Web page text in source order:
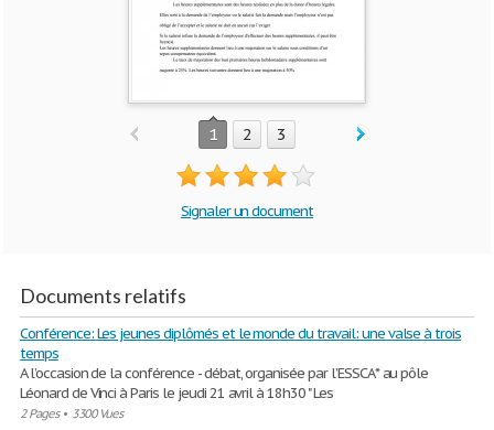
1 2 3
Signaler un document
Documents relatifs
Conférence: Les jeunes diplômés et le monde du travail: une valse à trois
temps
A l’occasion de la conférence - débat, organisée par l’ESSCA* au pôle
Léonard de Vinci à Paris le jeudi 21 avril à 18h30 " Les
2 Pages• 3300 Vues